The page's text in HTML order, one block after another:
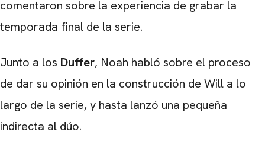
comentaron sobre la experiencia de grabar la
temporada final de la serie.
Junto a los Duffer, Noah habló sobre el proceso
de dar su opinión en la construcción de Will a lo
largo de la serie, y hasta lanzó una pequeña
indirecta al dúo.